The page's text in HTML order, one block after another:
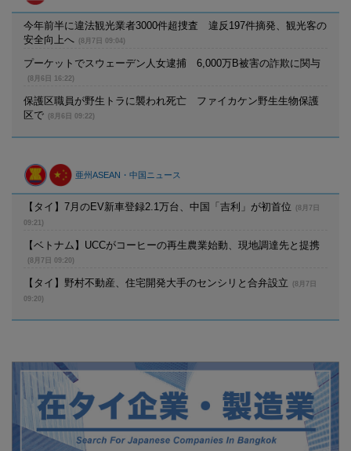
今年前半に違法観光業者3000件超捜査 違反197件摘発、観光客の
安全向上へ
(8月7日 09:04)
プーケットでスウェーデン人女逮捕 6,000万B被害の詐欺に関与
(8月6日 16:22)
保護区職員が野生トラに襲われ死亡 ファイカケン野生生物保護
区で
(8月6日 09:22)
亜州ASEAN・中国ニュース
【タイ】7月のEV新車登録2.1万台、中国「吉利」が初首位
(8月7日
09:21)
【ベトナム】UCCがコーヒーの再生農業始動、現地調達先と提携
(8月7日 09:20)
【タイ】野村不動産、住宅開発大手のセンシリと合弁設立
(8月7日
09:20)